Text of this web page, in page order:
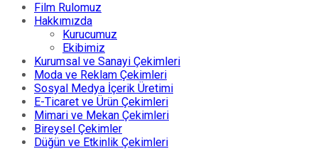
Film Rulomuz
Hakkımızda
Kurucumuz
Ekibimiz
Kurumsal ve Sanayi Çekimleri
Moda ve Reklam Çekimleri
Sosyal Medya İçerik Üretimi
E-Ticaret ve Ürün Çekimleri
Mimari ve Mekan Çekimleri
Bireysel Çekimler
Düğün ve Etkinlik Çekimleri